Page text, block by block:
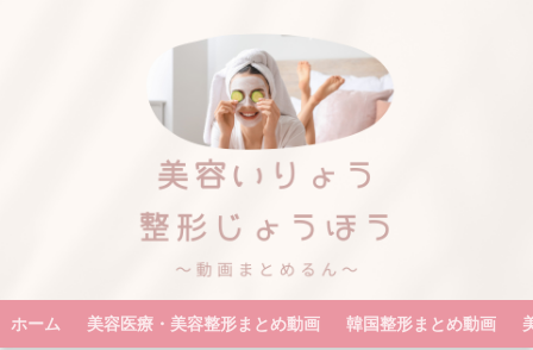
ホーム 美容医療・美容整形まとめ動画 韓国整形まとめ動画